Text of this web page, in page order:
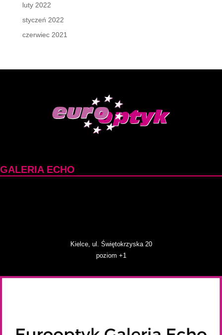
luty 2022
styczeń 2022
czerwiec 2021
GALERIA ECHO
Kielce, ul. Świętokrzyska 20
poziom +1